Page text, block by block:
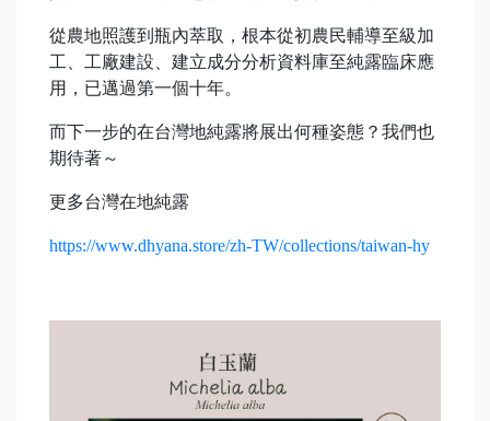
從農地照護到瓶內萃取，根本從初農民輔導至級加
工、工廠建設、建立成分分析資料庫至純露臨床應
用，已邁過第一個十年。
而下一步的在台灣地純露將展出何種姿態？我們也
期待著～
更多台灣在地純露
https://www.dhyana.store/zh-TW/collections/taiwan-hy